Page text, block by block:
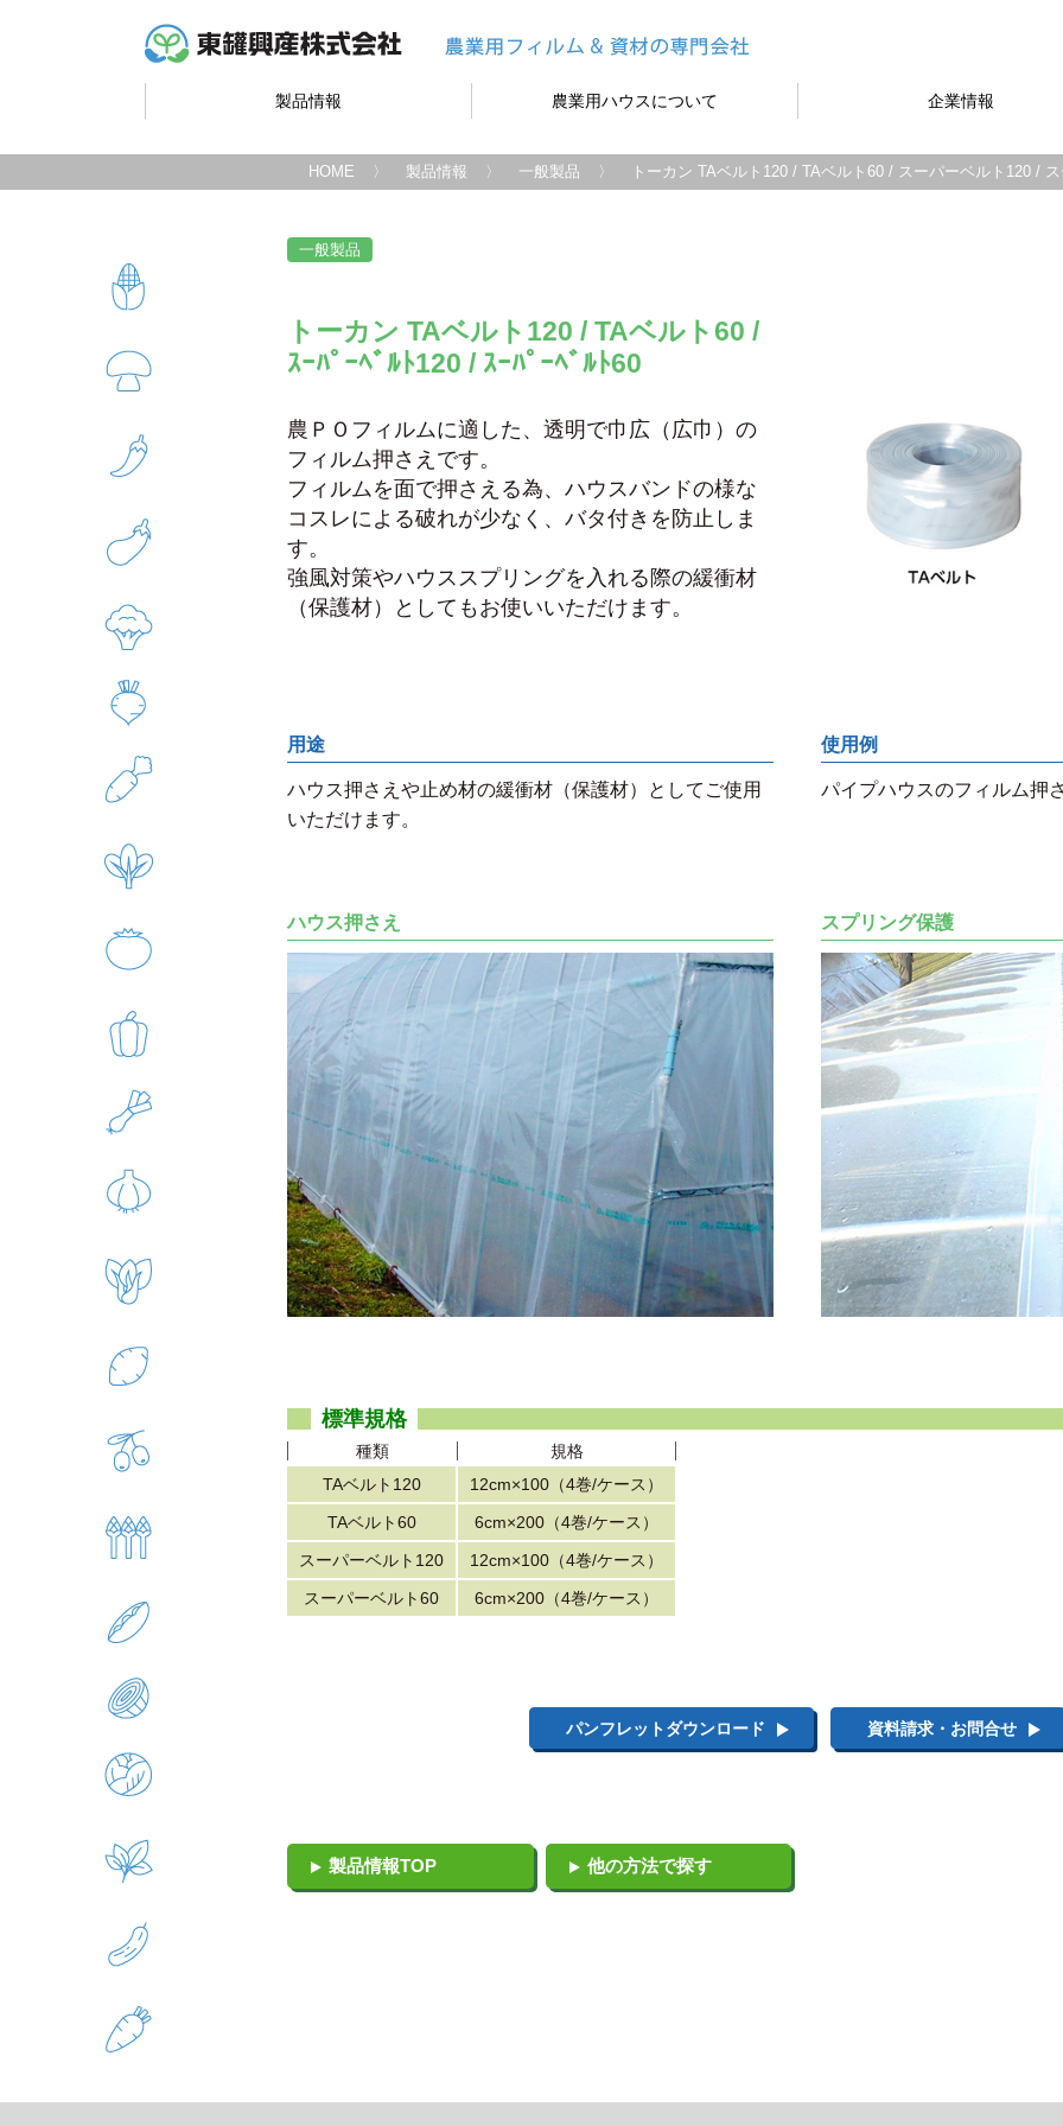
製品情報 農業用ハウスについて 企業情報
HOME 製品情報 一般製品 トーカン TAベルト120 / TAベルト60 / スーパーベルト120 /
一般製品
トーカン TAベルト120 / TAベルト60 /
ｽｰﾊﾟｰﾍﾞﾙﾄ120 / ｽｰﾊﾟｰﾍﾞﾙﾄ60
農ＰＯフィルムに適した、透明で巾広（広巾）の
フィルム押さえです。
フィルムを面で押さえる為、ハウスバンドの様な
コスレによる破れが少なく、バタ付きを防止しま
す。
強風対策やハウススプリングを入れる際の緩衝材
（保護材）としてもお使いいただけます。
用途
ハウス押さえや止め材の緩衝材（保護材）としてご使用
いただけます。
使用例
パイプハウスのフィルム押
ハウス押さえ スプリング保護
標準規格
種類
規格
TAベルト120
12cm×100（4巻/ケース）
TAベルト60
6cm×200（4巻/ケース）
スーパーベルト120
12cm×100（4巻/ケース）
スーパーベルト60
6cm×200（4巻/ケース）
パンフレットダウンロード 資料請求・お問合せ
製品情報TOP 他の方法で探す